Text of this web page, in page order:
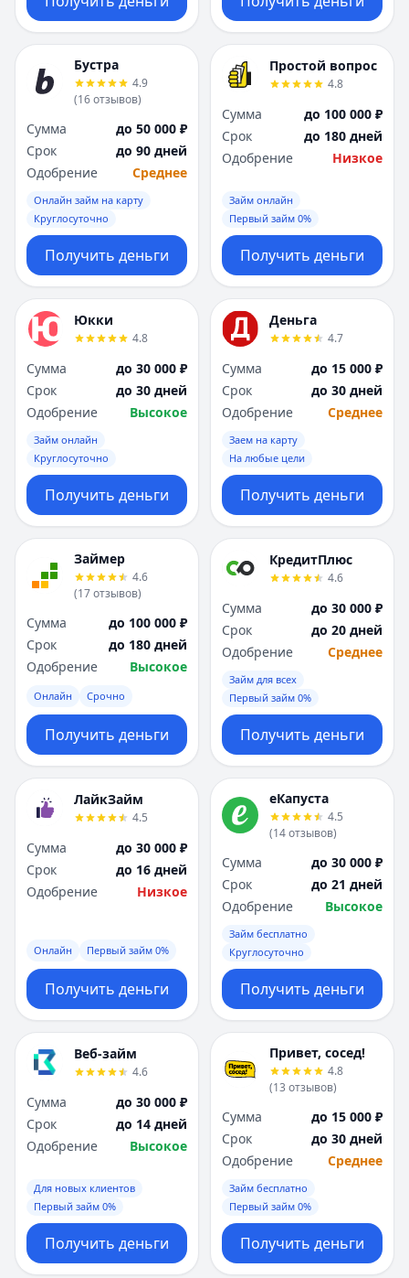
Бустра
4.9
(16отзывов)
Сумма
до 50 000 ₽
Срок
до 90 дней
Одобрение
Среднее
Онлайн займ на карту
Круглосуточно
Получить деньги
Простой вопрос
4.8
Сумма
до 100 000 ₽
Срок
до 180 дней
Одобрение
Низкое
Займ онлайн
Первый займ 0%
Получить деньги
Юкки
4.8
Сумма
до 30 000 ₽
Срок
до 30 дней
Одобрение
Высокое
Займ онлайн
Круглосуточно
Получить деньги
Деньга
4.7
Сумма
до 15 000 ₽
Срок
до 30 дней
Одобрение
Среднее
Заем на карту
На любые цели
Получить деньги
Займер
4.6
(17отзывов)
Сумма
до 100 000 ₽
Срок
до 180 дней
Одобрение
Высокое
Онлайн Срочно
Получить деньги
КредитПлюс
4.6
Сумма
до 30 000 ₽
Срок
до 20 дней
Одобрение
Среднее
Займ для всех
Первый займ 0%
Получить деньги
ЛайкЗайм
4.5
Сумма
до 30 000 ₽
Срок
до 16 дней
Одобрение
Низкое
Онлайн Первый займ 0%
Получить деньги
еКапуста
4.5
(14отзывов)
Сумма
до 30 000 ₽
Срок
до 21 дней
Одобрение
Высокое
Займ бесплатно
Круглосуточно
Получить деньги
Веб-займ
4.6
Сумма
до 30 000 ₽
Срок
до 14 дней
Одобрение
Высокое
Для новых клиентов
Первый займ 0%
Получить деньги
Привет, сосед!
4.8
(13 отзывов)
Сумма
до 15 000 ₽
Срок
до 30 дней
Одобрение
Среднее
Займ бесплатно
Первый займ 0%
Получить деньги